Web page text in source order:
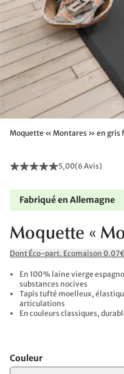
Moquette « Montares » en gris
5,00(6 Avis)
Fabriqué en Allemagne
Moquette «
Dont Éco-part. Ecomaison 0,07€
En 100 % laine vierge
substances nocives
Tapis tufté moelleux,
articulations​
En couleurs classiques,
Couleur